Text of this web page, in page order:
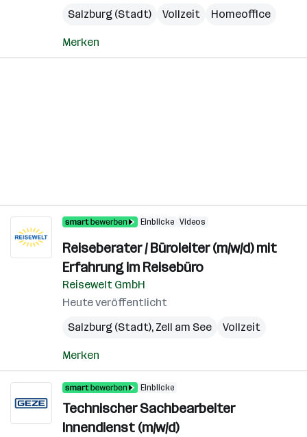
Salzburg (Stadt) Vollzeit Homeoffice
Merken
Einblicke Videos
Reiseberater / Büroleiter (m/w/d) mit
Erfahrung im Reisebüro
Reisewelt GmbH
Heute veröffentlicht
Salzburg (Stadt), Zell am See Vollzeit
Merken
Einblicke
Technischer Sachbearbeiter
Innendienst (m/w/d)